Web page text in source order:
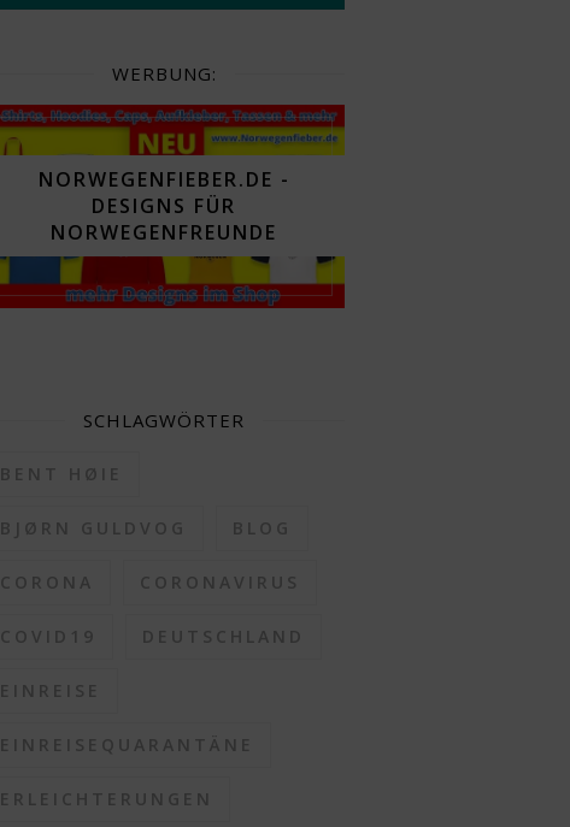
WERBUNG:
NORWEGENFIEBER.DE -
DESIGNS FÜR
NORWEGENFREUNDE
SCHLAGWÖRTER
BENT HØIE
BJØRN GULDVOG BLOG
CORONA CORONAVIRUS
COVID19 DEUTSCHLAND
EINREISE
EINREISEQUARANTÄNE
ERLEICHTERUNGEN